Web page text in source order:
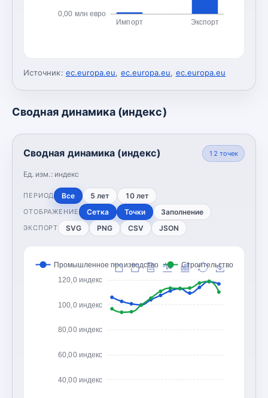
0,00 млн евро
Импорт Экспорт
Источник: ec.europa.eu, ec.europa.eu, ec.europa.eu
Сводная динамика (индекс)
Сводная динамика (индекс)
Ед. изм.: индекс
12 точек
ПЕРИОД Все 5 лет 10 лет
ОТОБРАЖЕНИЕ Сетка Точки Заполнение
ЭКСПОРТ SVG PNG CSV JSON
40,00 индекс
60,00 индекс
80,00 индекс
100,0 индекс
120,0 индекс
Промышленное производство Строительство